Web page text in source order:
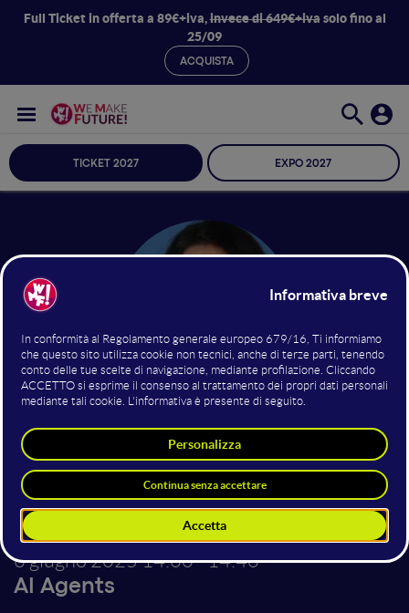
Full Ticket in offerta a 89€+iva,invece di 649€+ivasolo fino al
25/09
ACQUISTA
TICKET 2027 EXPO 2027
Direttrice Osservatorio Intelligent
Business Process Automation
Osservatori Digital Innovation -
Politecnico di Milano
6 giugno 202514:00 - 14:40
AI Agents